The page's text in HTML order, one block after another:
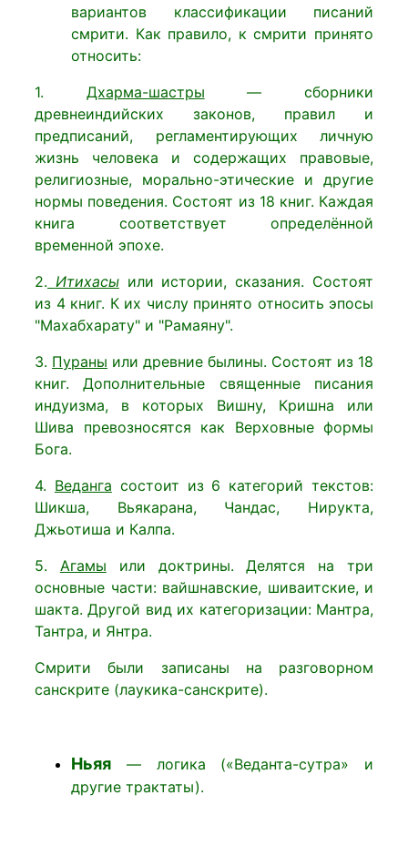
вариантов классификации писаний
смрити. Как правило, к смрити принято
относить:
1. Дхарма-шастры — сборники
древнеиндийских законов, правил и
предписаний, регламентирующих личную
жизнь человека и содержащих правовые,
религиозные, морально-этические и другие
нормы поведения. Состоят из 18 книг. Каждая
книга соответствует определённой
временной эпохе.
2. Итихасыили истории, сказания. Состоят
из 4 книг. К их числу принято относить эпосы
"Махабхарату" и "Рамаяну".
3. Пураны или древние былины. Состоят из 18
книг. Дополнительные священные писания
индуизма, в которых Вишну, Кришна или
Шива превозносятся как Верховные формы
Бога.
4. Веданга состоит из 6 категорий текстов:
Шикша, Вьякарана, Чандас, Нирукта,
Джьотиша и Калпа.
5. Агамы или доктрины. Делятся на три
основные части: вайшнавские, шиваитские, и
шакта. Другой вид их категоризации: Мантра,
Тантра, и Янтра.
Смрити были записаны на разговорном
санскрите (лаукика-санскрите).
Ньяя — логика («Веданта-сутра» и
другие трактаты).